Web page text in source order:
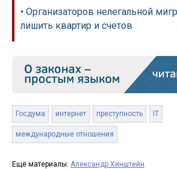
• Организаторов нелегальной
лишить квартир и счетов
Госдума интернет преступность IT
международные отношения
Ещё материалы: Александр Хинштейн